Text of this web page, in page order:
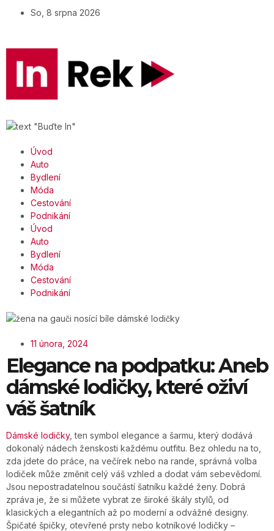
So, 8 srpna 2026
Úvod
Auto
Bydlení
Móda
Cestování
Podnikání
Úvod
Auto
Bydlení
Móda
Cestování
Podnikání
11 února, 2024
Elegance na podpatku: Aneb
dámské lodičky, které oživí
váš šatník
Dámské lodičky, ten symbol elegance a šarmu, který dodává
dokonalý nádech ženskosti každému outfitu. Bez ohledu na to,
zda jdete do práce, na večírek nebo na rande, správná volba
lodiček může změnit celý váš vzhled a dodat vám sebevědomí.
Jsou nepostradatelnou součástí šatníku každé ženy. Dobrá
zpráva je, že si můžete vybrat ze široké škály stylů, od
klasických a elegantních až po moderní a odvážné designy.
Špičaté špičky, otevřené prsty nebo kotníkové lodičky –